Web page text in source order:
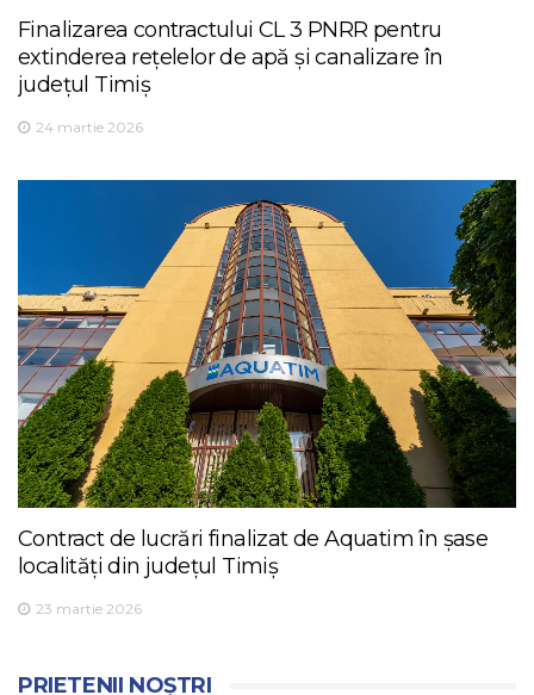
Finalizarea contractului CL 3 PNRR pentru
extinderea rețelelor de apă și canalizare în
județul Timiș
24 martie 2026
Contract de lucrări finalizat de Aquatim în șase
localități din județul Timiș
23 martie 2026
PRIETENII NOȘTRI